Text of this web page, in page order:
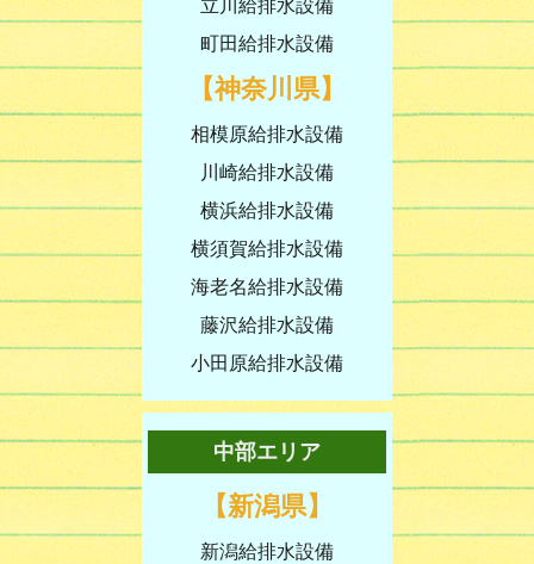
立川給排水設備
町田給排水設備
【神奈川県】
相模原給排水設備
川崎給排水設備
横浜給排水設備
横須賀給排水設備
海老名給排水設備
藤沢給排水設備
小田原給排水設備
中部エリア
【新潟県】
新潟給排水設備